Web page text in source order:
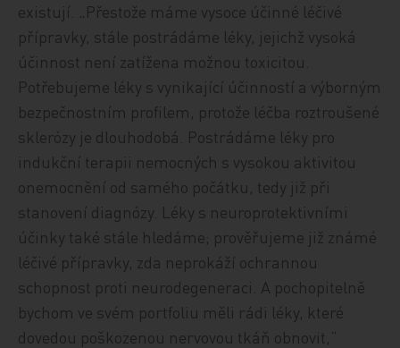
existují. „Přestože máme vysoce účinné léčivé
přípravky, stále postrádáme léky, jejichž vysoká
účinnost není zatížena možnou toxicitou.
Potřebujeme léky s vynikající účinností a výborným
bezpečnostním profilem, protože léčba roztroušené
sklerózy je dlouhodobá. Postrádáme léky pro
indukční terapii nemocných s vysokou aktivitou
onemocnění od samého počátku, tedy již při
stanovení diagnózy. Léky s neuroprotektivními
účinky také stále hledáme; prověřujeme již známé
léčivé přípravky, zda neprokáží ochrannou
schopnost proti neurodegeneraci. A pochopitelně
bychom ve svém portfoliu měli rádi léky, které
dovedou poškozenou nervovou tkáň obnovit,“